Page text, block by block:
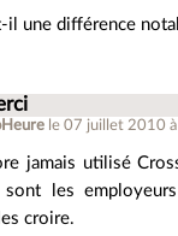
il une différence
le 07 juillet 2010
jamais utilisé
sont les
croire.